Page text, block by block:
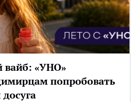
вайб: «УНО»
попробовать